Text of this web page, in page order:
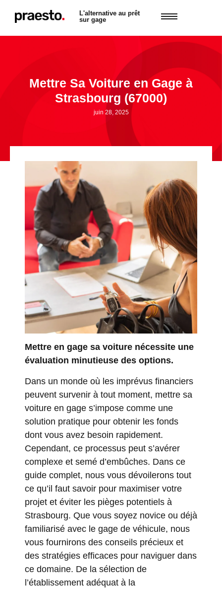
L'alternative au prêt
sur gage
Mettre Sa Voiture en Gage à
Strasbourg (67000)
juin 28, 2025
Mettre en gage sa voiture nécessite une
évaluation minutieuse des options.
Dans un monde où les imprévus financiers
peuvent survenir à tout moment, mettre sa
voiture en gage s’impose comme une
solution pratique pour obtenir les fonds
dont vous avez besoin rapidement.
Cependant, ce processus peut s’avérer
complexe et semé d’embûches. Dans ce
guide complet, nous vous dévoilerons tout
ce qu’il faut savoir pour maximiser votre
projet et éviter les pièges potentiels à
Strasbourg. Que vous soyez novice ou déjà
familiarisé avec le gage de véhicule, nous
vous fournirons des conseils précieux et
des stratégies efficaces pour naviguer dans
ce domaine. De la sélection de
l’établissement adéquat à la